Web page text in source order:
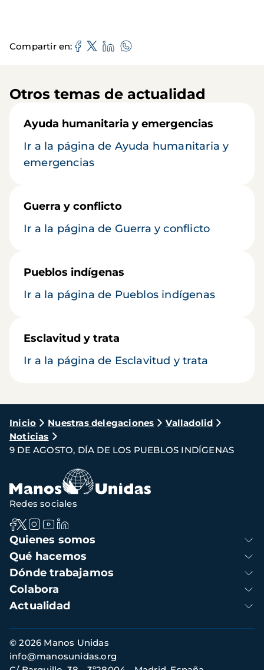
Compartir en
Otros temas de actualidad
Ayuda humanitaria y emergencias
Ir a la página de Ayuda humanitaria y
emergencias
Guerra y conflicto
Ir a la página de Guerra y conflicto
Pueblos indígenas
Ir a la página de Pueblos indígenas
Esclavitud y trata
Ir a la página de Esclavitud y trata
Ruta
de
navegación
Inicio Nuestras delegaciones
Valladolid
Noticias
9 DE AGOSTO, DÍA DE LOS PUEBLOS INDÍGENAS
Navegación
principal
Quienes somos
Qué hacemos
Dónde trabajamos
Colabora
Actualidad
Redes sociales
Información
de
contacto
© 2026 Manos Unidas
info@manosunidas.org